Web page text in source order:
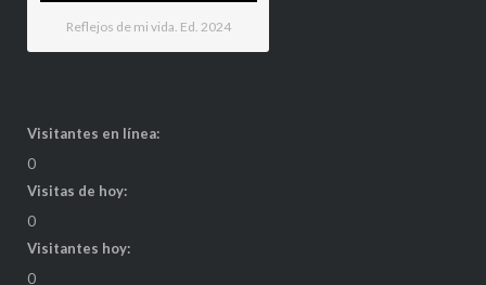
Reflejos de mi vida. Ed. 2024
Visitantes en línea:
0
Visitas de hoy:
0
Visitantes hoy:
0